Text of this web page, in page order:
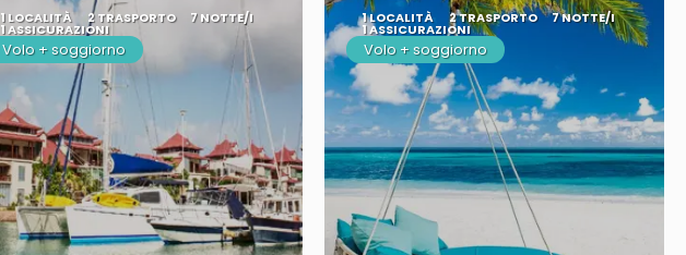
1 LOCALITÀ 2 TRASPORTO 7 NOTTE/I
1 ASSICURAZIONI
Volo + soggiorno
1 LOCALITÀ 2 TRASPORTO 7 NOTTE/I
1 ASSICURAZIONI
Volo + soggiorno